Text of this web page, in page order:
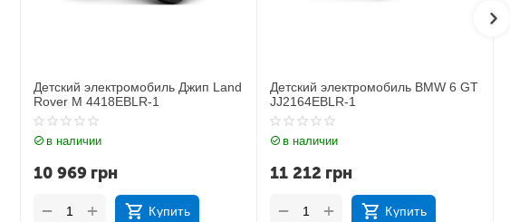
Детский электромобиль BMW 6 GT
JJ2164EBLR-1
в наличии
11 212 грн
Купить
+
−
Детский электромобиль Джип
BMW X6M JJ2199EBLR-1
в наличии
17 183 грн
Купить
+
−